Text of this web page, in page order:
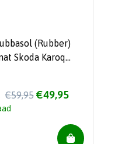
(Rubber)
Skoda Karoq
€59,95 €49,95